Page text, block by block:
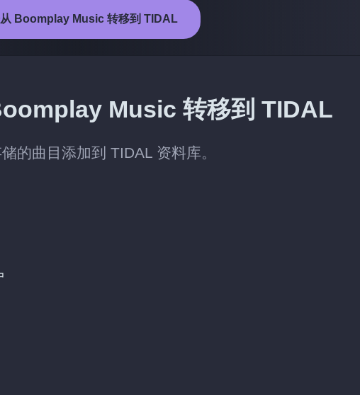
Boomplay Music 转移到 TIDAL
Music 转移到 TIDAL
的曲目添加到 TIDAL 资料库。